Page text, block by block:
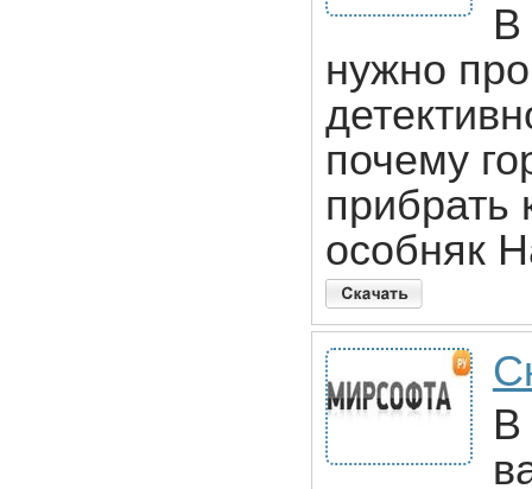
В
нужно
почему
прибрать
особняк
В